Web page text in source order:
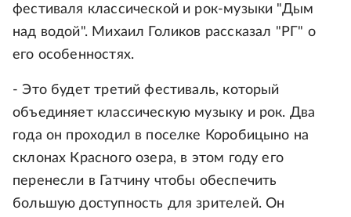
фестиваля классической и рок-музыки "Дым
над водой". Михаил Голиков рассказал "РГ" о
его особенностях.
- Это будет третий фестиваль, который
объединяет классическую музыку и рок. Два
года он проходил в поселке Коробицыно на
склонах Красного озера, в этом году его
перенесли в Гатчину чтобы обеспечить
большую доступность для зрителей. Он